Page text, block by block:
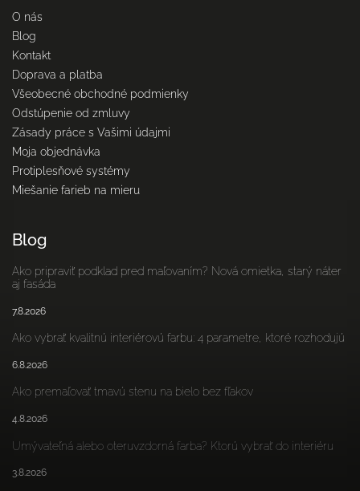
O nás
Blog
Kontakt
Doprava a platba
Všeobecné obchodné podmienky
Odstúpenie od zmluvy
Zásady práce s Vašimi údajmi
Moja objednávka
Protiplesňové systémy
Miešanie farieb na mieru
Blog
Ako pripraviť podklad pred maľovaním? Nová omietka, starý náter
aj fasáda
7.8.2026
Ako vybrať kvalitnú interiérovú farbu: 4 parametre, ktoré rozhodujú
6.8.2026
Ako premaľovať tmavú stenu na bielo bez fľakov
4.8.2026
Umývateľná alebo oteruvzdorná farba? Ktorú vybrať do interiéru
3.8.2026